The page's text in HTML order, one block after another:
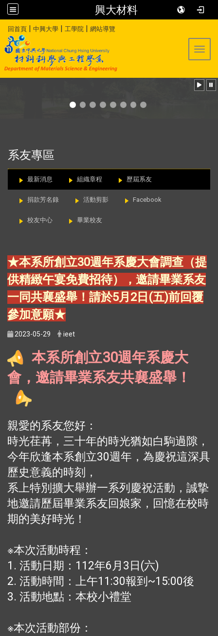
興大材料
回首頁 | 中興大學 | 工學院 | 網站導覽
系友專區
最新消息 組織章程 歷屆系友
捐款芳名錄 活動剪影 Facebook
校友中心 畢業校友
★本系所創立30週年系慶大會調查（提
供精緻午宴免費招待），邀請畢業系友
一同共襄盛舉！請於5月2日(五)前回覆
參加意願★
2023-05-29 ieet
本系所創立30週年系慶大
會，邀請畢業系友共襄盛舉！
親愛的系友您好：
時光荏苒，三十年的時光猶如白駒過隙，
今年欣逢本系創立30週年，為慶祝這深具
歷史意義的時刻，
系上特別擴大舉辦一系列慶祝活動，誠摯
地邀請歷屆畢業系友回娘家，回憶在校時
期的美好時光！
※本次活動時程：
1. 活動日期：112年6月3日(六)
2. 活動時間：上午11:30報到~15:00後
3. 活動地點：本校小禮堂
※本次活動部份：